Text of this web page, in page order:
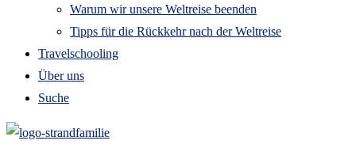
Warum wir unsere Weltreise beenden
Tipps für die Rückkehr nach der Weltreise
Travelschooling
Über uns
Suche